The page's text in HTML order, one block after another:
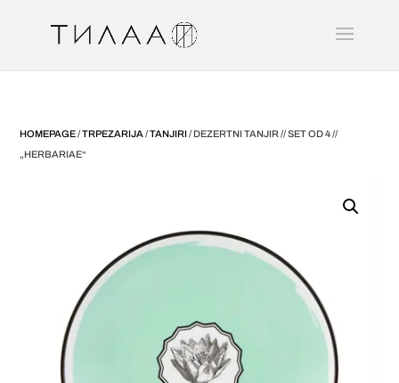
HOMEPAGE/TRPEZARIJA /TANJIRI/ DEZERTNI TANJIR // SET OD 4 //
„HERBARIAE“